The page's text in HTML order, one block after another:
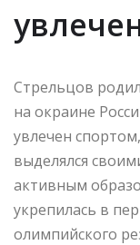
Стрельцов
на окраине
увлечен
выделялся
активным
укрепилась в
олимпийского